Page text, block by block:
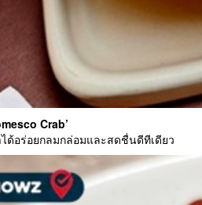
Crab’
ด้อร่อยกลมกล่อมและสดชื่นดีทีเดียว